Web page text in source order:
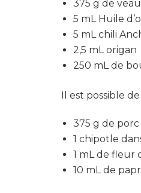
375 g de
5 mL Huile
5 mL chili
2,5 mL origan
250 mL de
Il est possible
375 g de
1 chipotle
1 mL de fleur
10 mL de